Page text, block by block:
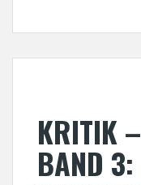
KRITIK
BAND